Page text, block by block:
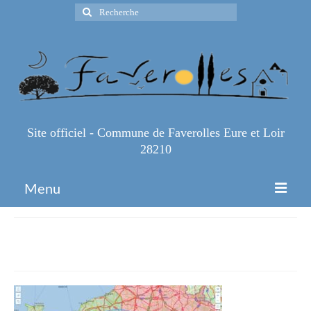
Rechercher
:
Site officiel - Commune de Faverolles Eure et Loir
28210
Menu
Infos Pratiques